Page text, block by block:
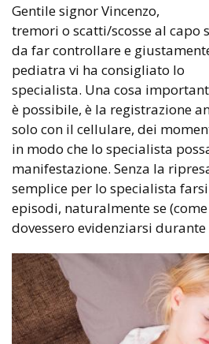
Gentile signor Vincenzo,
tremori o scatti/scosse al capo
da far controllare e
pediatra vi ha consigliato lo
specialista. Una cosa
è possibile, è la registrazione
solo con il cellulare, dei
in modo che lo specialista
manifestazione. Senza la
semplice per lo specialista
episodi, naturalmente se
dovessero evidenziarsi